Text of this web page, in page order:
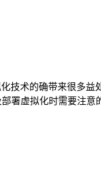
技术的确带来很多益
署虚拟化时需要注意